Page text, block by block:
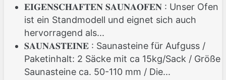
𝐄𝐈𝐆𝐄𝐍𝐒𝐂𝐇𝐀𝐅𝐓𝐄𝐍 𝐒𝐀𝐔𝐍𝐀𝐎𝐅𝐄𝐍 : Unser Ofen
ist ein Standmodell und eignet sich auch
hervorragend als...
𝐒𝐀𝐔𝐍𝐀𝐒𝐓𝐄𝐈𝐍𝐄 : Saunasteine für Aufguss /
Paketinhalt: 2 Säcke mit ca 15kg/Sack / Größe
Saunasteine ca. 50-110 mm / Die...